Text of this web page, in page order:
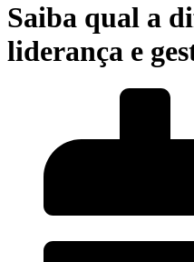
Saiba qual a
liderança e